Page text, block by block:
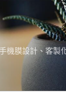
機膜設計、客